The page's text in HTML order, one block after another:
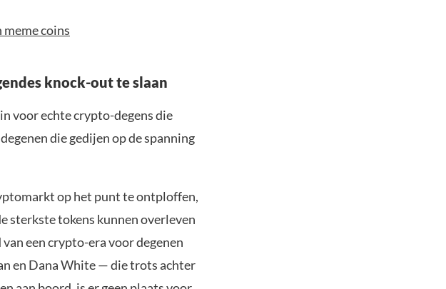
coins
knock-out te slaan
voor echte crypto-degens die
die gedijen op de spanning
op het punt te ontploffen,
sterkste tokens kunnen overleven
een crypto-era voor degenen
en Dana White — die trots achter